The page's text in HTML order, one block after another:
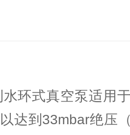
环式真空泵适用
达到33mbar绝压